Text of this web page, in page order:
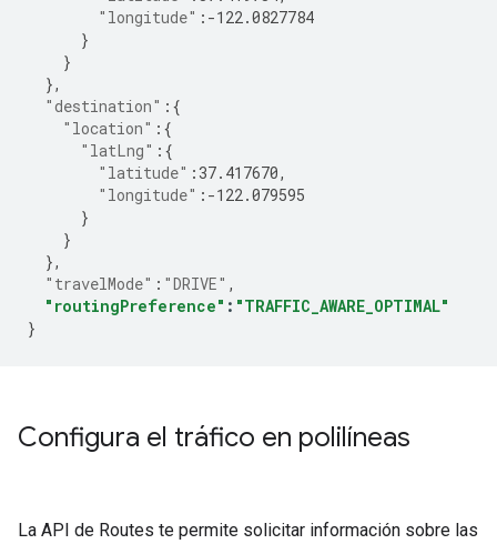
"longitude" :-122.0827784
}
}
},
"destination" : {
"location" : {
"latLng" : {
"latitude" : 37.417670,
"longitude" :-122.079595
}
}
},
"travelMode" : "DRIVE" ,
"routingPreference" : "TRAFFIC_AWARE_OPTIMAL"
}
Configura el tráfico en polilíneas
La API de Routes te permite solicitar información sobre las